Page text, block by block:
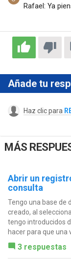
Rafael: Ya
Añade tu
Haz clic para
MÁS
Abrir un
consulta
Tengo una base de
creado, al
tengo introducidos
hacer para que una
3 respuestas